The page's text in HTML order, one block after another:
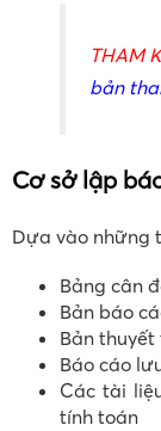
THAM
bản
Cơ sở lập
Dựa vào những
Bảng cân
Bản báo
Bản
Báo cáo
Các tài
tính toán